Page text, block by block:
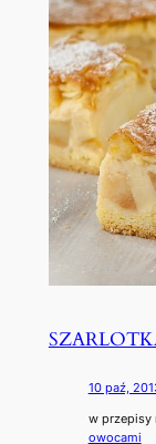
10 paź,
w przepisy
owocami